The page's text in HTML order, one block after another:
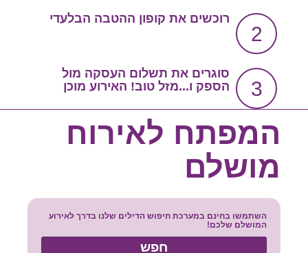
צור קשר
סרטון הסבר
2
רוכשים את קופון ההטבה הבלעדי
3
סוגרים את תשלום העסקה מול
הספק ו...מזל טוב! האירוע מוכן
המפתח לאירוח
מושלם
השתמשו בחינם במערכת חיפוש הדילים שלנו בדרך לאירוע
המושלם שלכם!
חפש